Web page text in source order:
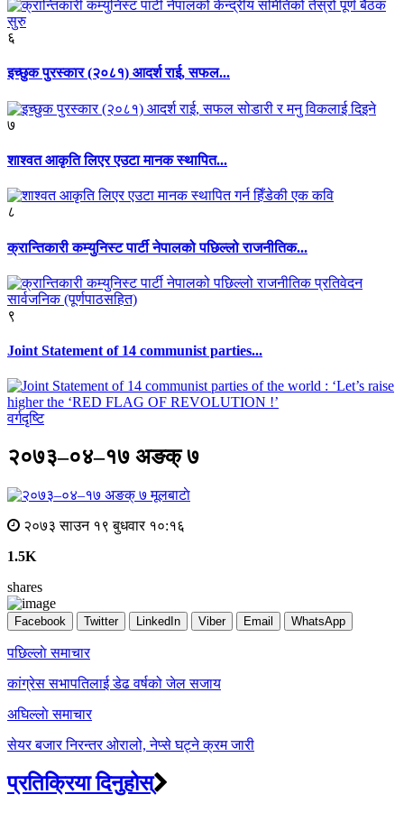
६
इच्छुक पुरस्कार (२०८१) आदर्श राई, सफल...
७
शाश्वत आकृति लिएर एउटा मानक स्थापित...
८
क्रान्तिकारी कम्युनिस्ट पार्टी नेपालको पछिल्लो राजनीतिक...
९
Joint Statement of 14 communist parties...
वर्गदृष्टि
२०७३–०४–१७ अङक् ७
मूलबाटाे
२०७३ साउन १९ बुधवार १०:१६
1.5K
shares
Facebook Twitter LinkedIn Viber Email WhatsApp
Post
navigation
पछिल्लाे समाचार
कांग्रेस सभापतिलाई डेढ वर्षको जेल सजाय
अघिल्लाे समाचार
सेयर बजार निरन्तर ओरालो, नेप्से घट्ने क्रम जारी
प्रतिक्रिया दिनुहोस्